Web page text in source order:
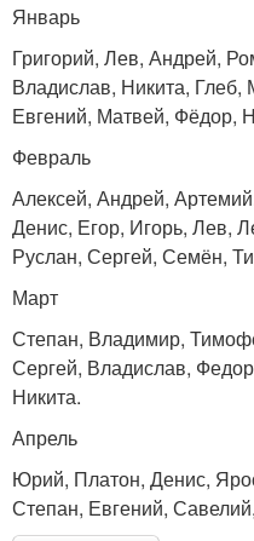
Январь
Григорий, Лев, Андрей,
Владислав, Никита,
Евгений, Матвей, Фёдор,
Февраль
Алексей, Андрей,
Денис, Егор, Игорь, Лев,
Руслан, Сергей, Семён,
Март
Степан, Владимир,
Сергей, Владислав,
Никита.
Апрель
Юрий, Платон, Денис,
Степан, Евгений,